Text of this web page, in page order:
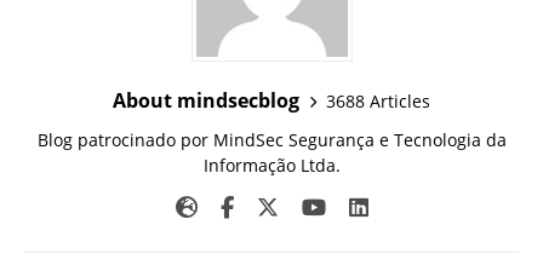
About mindsecblog
3688 Articles
Blog patrocinado por MindSec Segurança e Tecnologia da
Informação Ltda.